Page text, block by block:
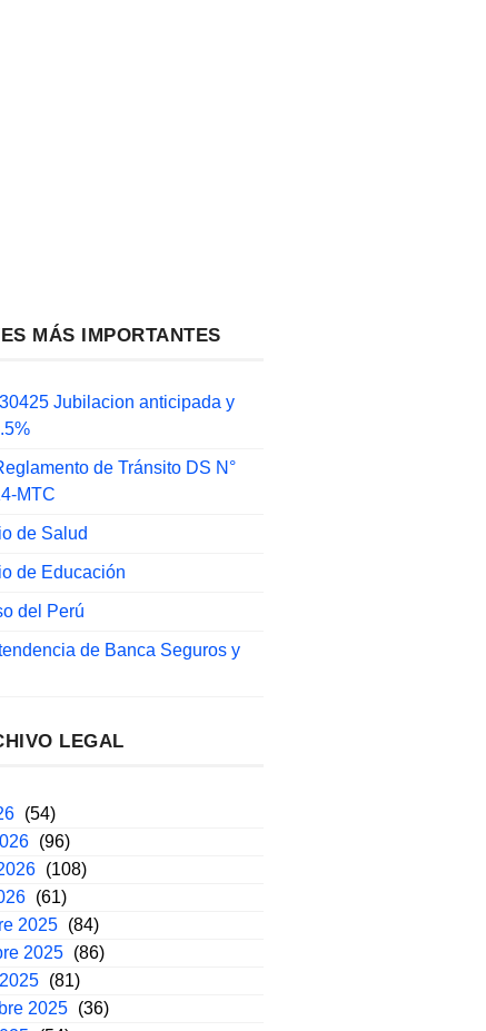
MÁS IMPORTANTES
Jubilacion anticipada y
de Tránsito DS N°
MTC
de Salud
de Educación
del Perú
de Banca Seguros y
LEGAL
(54)
(96)
(108)
(61)
2025 (84)
2025 (86)
(81)
2025 (36)